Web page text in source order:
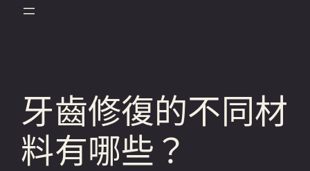
牙齒修復的不同材
料有哪些？